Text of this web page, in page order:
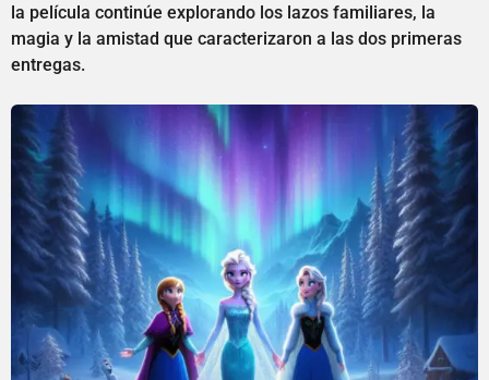
la película continúe explorando los lazos familiares, la
magia y la amistad que caracterizaron a las dos primeras
entregas.